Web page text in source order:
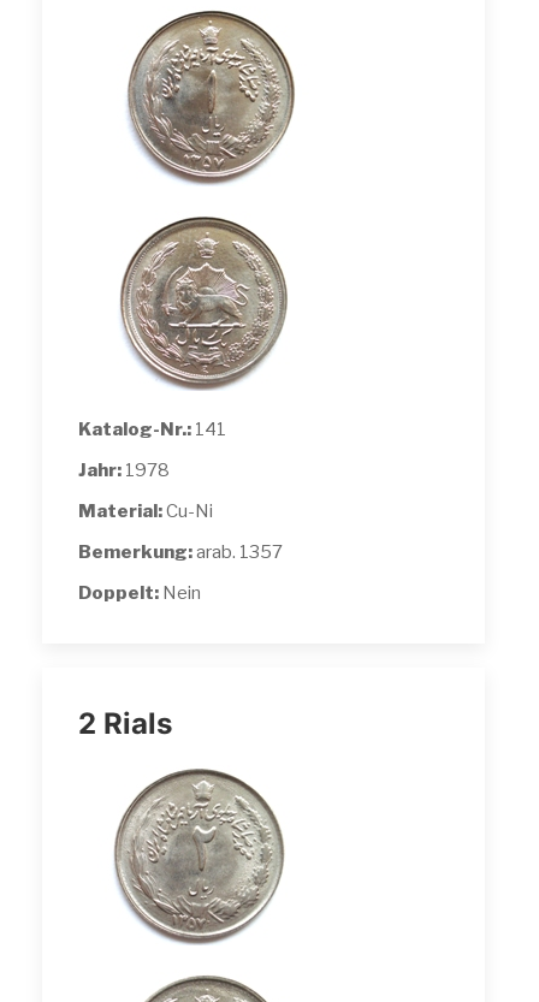
Katalog-Nr.: 141
Jahr: 1978
Material:Cu-Ni
Bemerkung:arab. 1357
Doppelt: Nein
2 Rials